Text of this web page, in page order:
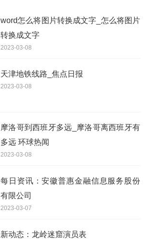
word怎么将图片转换成文字_怎么将图片
转换成文字
2023-03-08
天津地铁线路_焦点日报
2023-03-08
摩洛哥到西班牙多远_摩洛哥离西班牙有
多远 环球热闻
2023-03-08
每日资讯：安徽普惠金融信息服务股份
有限公司
2023-03-07
新动态：龙岭迷窟演员表